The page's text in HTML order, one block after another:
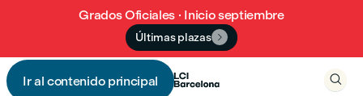
Grados Oficiales · Inicio septiembre
Últimas plazas 
Ir al contenido principal
 